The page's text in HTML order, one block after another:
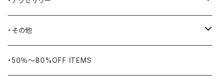
BIG BILL
WORKERS BIGDAY
バングル・ブレスレット
リング
・その他
ヴィンテージ
・50％〜80%OFF ITEMS